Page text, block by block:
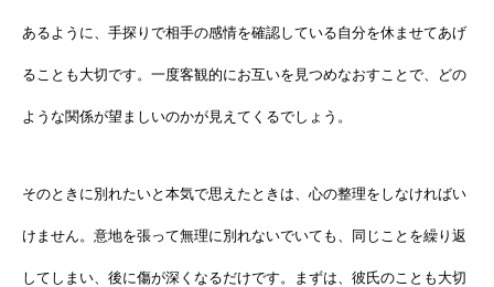
あるように、手探りで相手の感情を確認している自分を休ませてあげ
ることも大切です。一度客観的にお互いを見つめなおすことで、どの
ような関係が望ましいのかが見えてくるでしょう。
そのときに別れたいと本気で思えたときは、心の整理をしなければい
けません。意地を張って無理に別れないでいても、同じことを繰り返
してしまい、後に傷が深くなるだけです。まずは、彼氏のことも大切